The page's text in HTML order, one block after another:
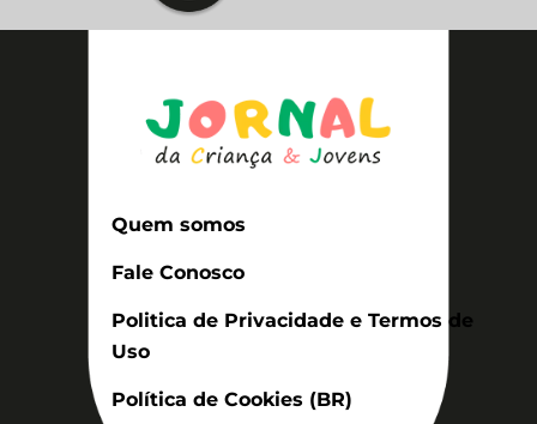
Quem somos
Fale Conosco
Politica de Privacidade e Termos de
Uso
Política de Cookies (BR)